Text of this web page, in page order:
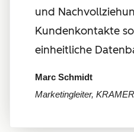
und
Kundenkontakte
einheitliche
Marc Schmidt
Marketingleiter,